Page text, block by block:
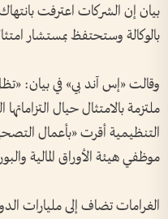
بيان إن الشركات اعترفت
بالوكالة وستحتفظ بمستشار
وقالت «إس آند بي» في بيان:
ملتزمة بالامتثال حيال
التنظيمية أقرت «بأعمال
موظفي هيئة الأوراق المالية
الغرامات تضاف إلى مليارات